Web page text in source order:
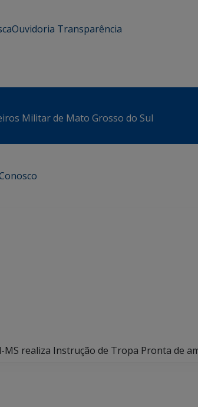
Ouvidoria Transparência
Militar de Mato Grosso do Sul
realiza Instrução de Tropa Pronta de